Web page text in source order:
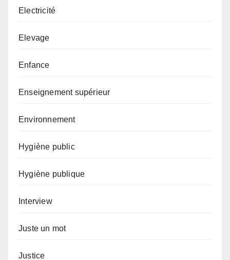
Electricité
Elevage
Enfance
Enseignement supérieur
Environnement
Hygiène public
Hygiène publique
Interview
Juste un mot
Justice